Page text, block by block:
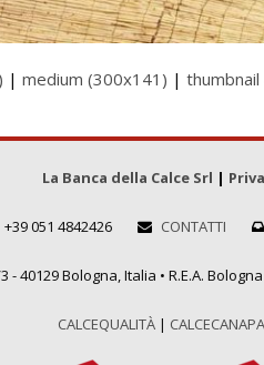
| medium (300x141) |
La Banca della Calce Srl |
+39 051 4842426 CONTATTI
40129 Bologna, Italia • R.E.A. Bologna
CALCEQUALITÀ| CALCECANAPA